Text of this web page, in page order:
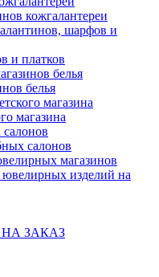
кожгалантереи
шарфов и
и платков
белья
белья
магазина
магазина
салонов
магазинов
ювелирных изделий на
ЗАКАЗ